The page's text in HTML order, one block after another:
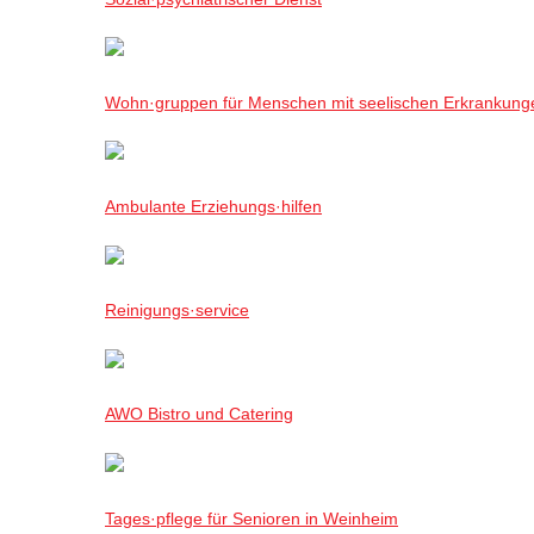
Wohn·gruppen für Menschen mit seelischen
Ambulante Erziehungs·hilfen
Reinigungs·service
AWO Bistro und Catering
Tages·pflege für Senioren in Weinheim